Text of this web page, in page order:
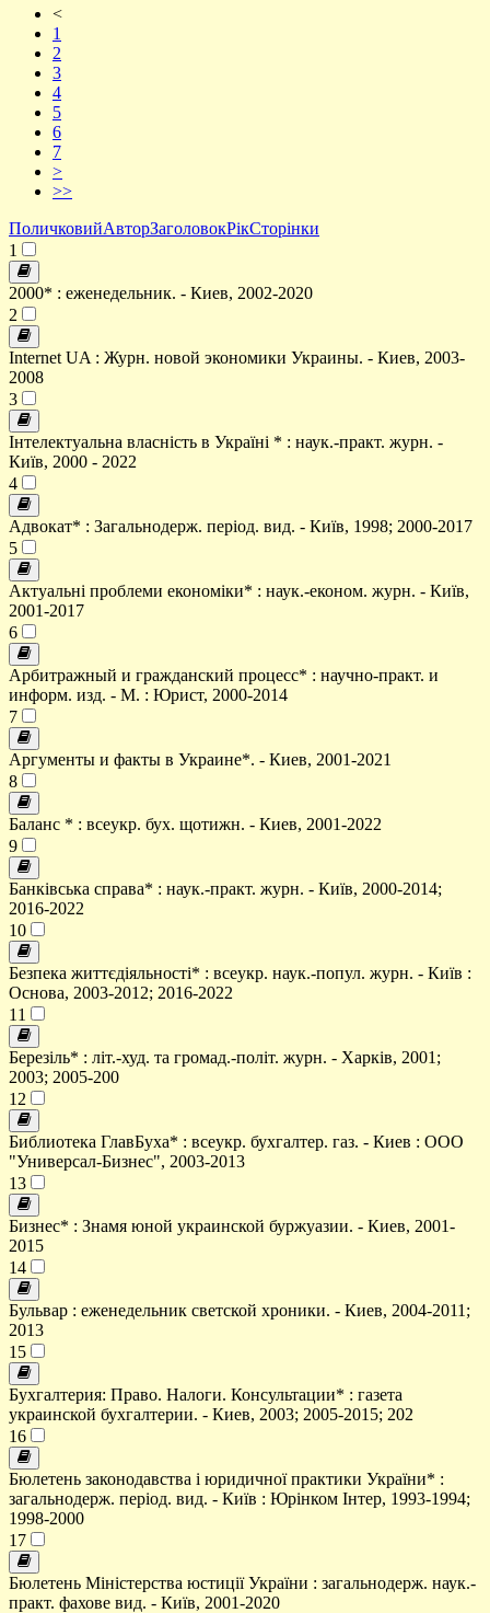
<
1
2
3
4
5
6
7
>
>>
ПоличковийАвторЗаголовокРікСторінки
1
2000* : еженедельник. - Киев, 2002-2020
2
Internet UA : Журн. новой экономики Украины. - Киев, 2003-
2008
3
Інтелектуальна власність в Україні * : наук.-практ. журн. -
Київ, 2000 - 2022
4
Адвокат* : Загальнодерж. період. вид. - Київ, 1998; 2000-2017
5
Актуальні проблеми економіки* : наук.-економ. журн. - Київ,
2001-2017
6
Арбитражный и гражданский процесс* : научно-практ. и
информ. изд. - М. : Юрист, 2000-2014
7
Аргументы и факты в Украине*. - Киев, 2001-2021
8
Баланс * : всеукр. бух. щотижн. - Киев, 2001-2022
9
Банківська справа* : наук.-практ. журн. - Київ, 2000-2014;
2016-2022
10
Безпека життєдіяльності* : всеукр. наук.-попул. журн. - Київ :
Основа, 2003-2012; 2016-2022
11
Березіль* : літ.-худ. та громад.-політ. журн. - Харків, 2001;
2003; 2005-200
12
Библиотека ГлавБуха* : всеукр. бухгалтер. газ. - Киев : ООО
"Универсал-Бизнес", 2003-2013
13
Бизнес* : Знамя юной украинской буржуазии. - Киев, 2001-
2015
14
Бульвар : еженедельник светской хроники. - Киев, 2004-2011;
2013
15
Бухгалтерия: Право. Налоги. Консультации* : газета
украинской бухгалтерии. - Киев, 2003; 2005-2015; 202
16
Бюлетень законодавства і юридичної практики України* :
загальнодерж. період. вид. - Київ : Юрінком Інтер, 1993-1994;
1998-2000
17
Бюлетень Міністерства юстиції України : загальнодерж. наук.-
практ. фахове вид. - Київ, 2001-2020